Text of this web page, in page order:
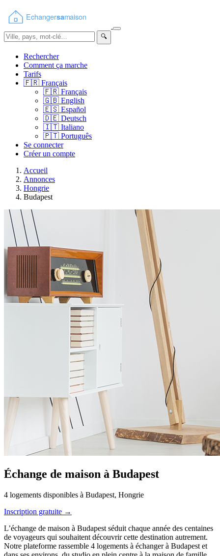
🔍
Rechercher
Comment ça marche
Tarifs
🇫🇷 Français
🇫🇷 Français
🇬🇧 English
🇪🇸 Español
🇩🇪 Deutsch
🇮🇹 Italiano
🇵🇹 Português
Se connecter
Créer un compte
Accueil
Annonces
Hongrie
Budapest
Échange de maison à Budapest
4 logements disponibles à Budapest, Hongrie
Inscription gratuite →
L’échange de maison à Budapest séduit chaque année des centaines
de voyageurs qui souhaitent découvrir cette destination autrement.
Notre plateforme rassemble 4 logements à échanger à Budapest et